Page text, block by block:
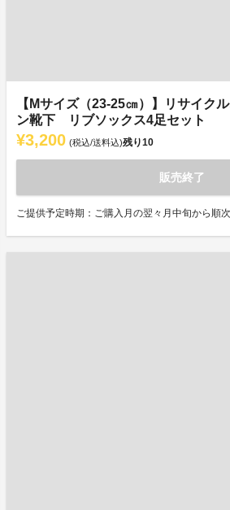
【Mサイズ（23-25㎝）】リサイク
ン靴下 リブソックス4足セット
¥3,200 (税込/送料込)残り10
販売終了
ご提供予定時期：ご購入月の翌々月中旬から順